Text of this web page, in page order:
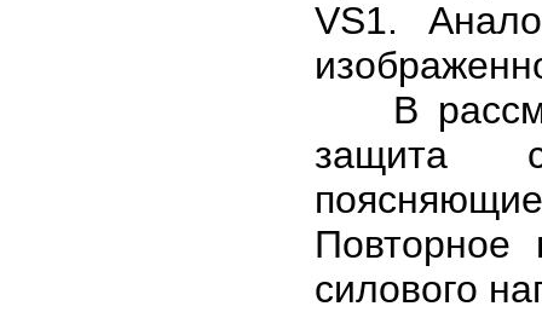
VS1.
В
защита с
Повторное
силового